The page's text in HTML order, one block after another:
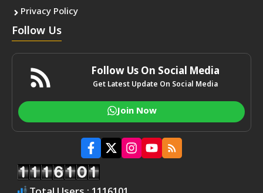
Privacy Policy
Follow Us
Follow Us On Social Media
Get Latest Update On Social Media
Join Now